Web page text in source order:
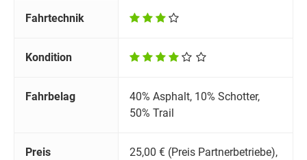
Fahrtechnik
Kondition
Fahrbelag
40% Asphalt, 10% Schotter,
50% Trail
Preis
25,00 € (Preis Partnerbetriebe),